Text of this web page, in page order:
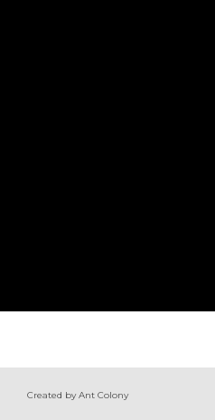
Created by Ant Colony